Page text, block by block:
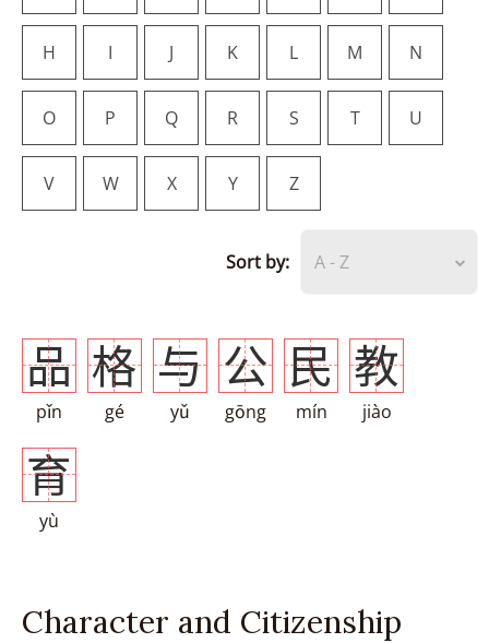
H I J K L M N
O P Q R S T U
V W X Y Z
Sort by: A - Z
品
pǐn
格
gé
与
yǔ
公
gōng
民
mín
教
jiào
育
yù
Character and Citizenship